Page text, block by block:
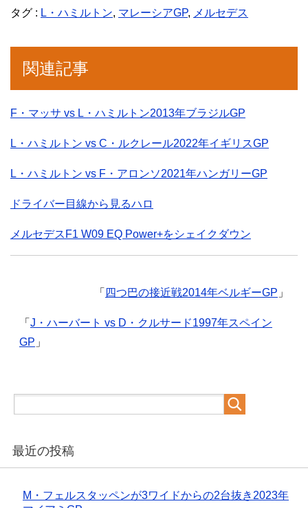
タグ : L・ハミルトン, マレーシアGP, メルセデス
関連記事
F・マッサ vs L・ハミルトン2013年ブラジルGP
L・ハミルトン vs C・ルクレール2022年イギリスGP
L・ハミルトン vs F・アロンソ2021年ハンガリーGP
ドライバー目線から見るハロ
メルセデスF1 W09 EQ Power+をシェイクダウン
「 四つ巴の接近戦2014年ベルギーGP 」
「 J・ハーバート vs D・クルサード1997年スペイン
GP 」
最近の投稿
M・フェルスタッペンが3ワイドからの2台抜き2023年